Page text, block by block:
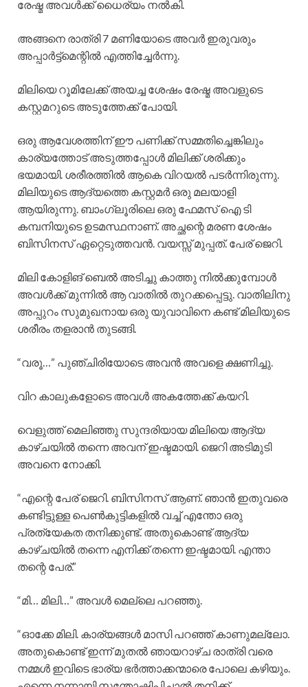
രേഷ്മ അവൾക്ക് ധൈര്യം നൽകി.
അങ്ങനെ രാത്രി 7 മണിയോടെ അവർ ഇരുവരും
അപ്പാർട്ട്മെന്റിൽ എത്തിച്ചേർന്നു.
മിലിയെ റൂമിലേക്ക് അയച്ച ശേഷം രേഷ്മ അവളുടെ
കസ്റ്റമറുടെ അടുത്തേക്ക് പോയി.
ഒരു ആവേശത്തിന് ഈ പണിക്ക് സമ്മതിച്ചെങ്കിലും
കാര്യത്തോട് അടുത്തപ്പോൾ മിലിക്ക് ശരിക്കും
ഭയമായി. ശരീരത്തിൽ ആകെ വിറയൽ പടർന്നിരുന്നു.
മിലിയുടെ ആദ്യത്തെ കസ്റ്റമർ ഒരു മലയാളി
ആയിരുന്നു. ബാംഗ്ലൂരിലെ ഒരു ഫേമസ് ഐ ടി
കമ്പനിയുടെ ഉടമസ്ഥനാണ്. അച്ഛന്റെ മരണ ശേഷം
ബിസിനസ്‌ ഏറ്റെടുത്തവൻ. വയസ്സ് മുപ്പത്. പേര് ജെറി.
മിലി കോളിങ് ബെൽ അടിച്ചു കാത്തു നിൽക്കുമ്പോൾ
അവൾക്ക് മുന്നിൽ ആ വാതിൽ തുറക്കപ്പെട്ടു. വാതിലിനു
അപ്പുറം സുമുഖനായ ഒരു യുവാവിനെ കണ്ട് മിലിയുടെ
ശരീരം തളരാൻ തുടങ്ങി.
“വരൂ…” പുഞ്ചിരിയോടെ അവൻ അവളെ ക്ഷണിച്ചു.
വിറ കാലുകളോടെ അവൾ അകത്തേക്ക് കയറി.
വെളുത്ത്‌ മെലിഞ്ഞു സുന്ദരിയായ മിലിയെ ആദ്യ
കാഴ്ചയിൽ തന്നെ അവന് ഇഷ്ടമായി. ജെറി അടിമുടി
അവനെ നോക്കി.
“എന്റെ പേര് ജെറി. ബിസിനസ്‌ ആണ്. ഞാൻ ഇതുവരെ
കണ്ടിട്ടുള്ള പെൺകുട്ടികളിൽ വച്ച് എന്തോ ഒരു
പ്രത്യേകത തനിക്കുണ്ട്. അതുകൊണ്ട് ആദ്യ
കാഴ്ചയിൽ തന്നെ എനിക്ക് തന്നെ ഇഷ്ടമായി. എന്താ
തന്റെ പേര്.”
“മി… മിലി…” അവൾ മെല്ലെ പറഞ്ഞു.
“ഓക്കേ മിലി. കാര്യങ്ങൾ മാസി പറഞ്ഞ് കാണുമല്ലോ.
അതുകൊണ്ട് ഇന്ന് മുതൽ ഞായറാഴ്ച രാത്രി വരെ
നമ്മൾ ഇവിടെ ഭാര്യ ഭർത്താക്കന്മാരെ പോലെ കഴിയും.